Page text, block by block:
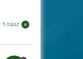
א תגובה 1